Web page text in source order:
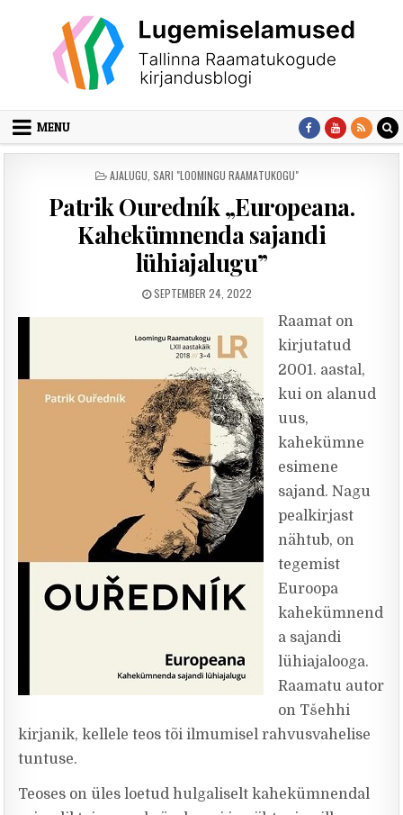
MENU
POSTED IN
AJALUGU SARI "LOOMINGU RAAMATUKOGU"
Patrik Ouredník „Europeana.
Kahekümnenda sajandi
lühiajalugu”
PUBLISHED DATE:
SEPTEMBER 24, 2022
Raamat on
kirjutatud
2001. aastal,
kui on alanud
uus,
kahekümne
esimene
sajand. Nagu
pealkirjast
nähtub, on
tegemist
Euroopa
kahekümnend
a sajandi
lühiajalooga.
Raamatu autor
on Tšehhi
kirjanik, kellele teos tõi ilmumisel rahvusvahelise
tuntuse.
Teoses on üles loetud hulgaliselt kahekümnendal